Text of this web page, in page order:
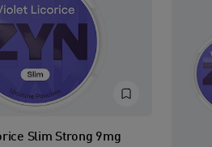
Slim Strong 9mg